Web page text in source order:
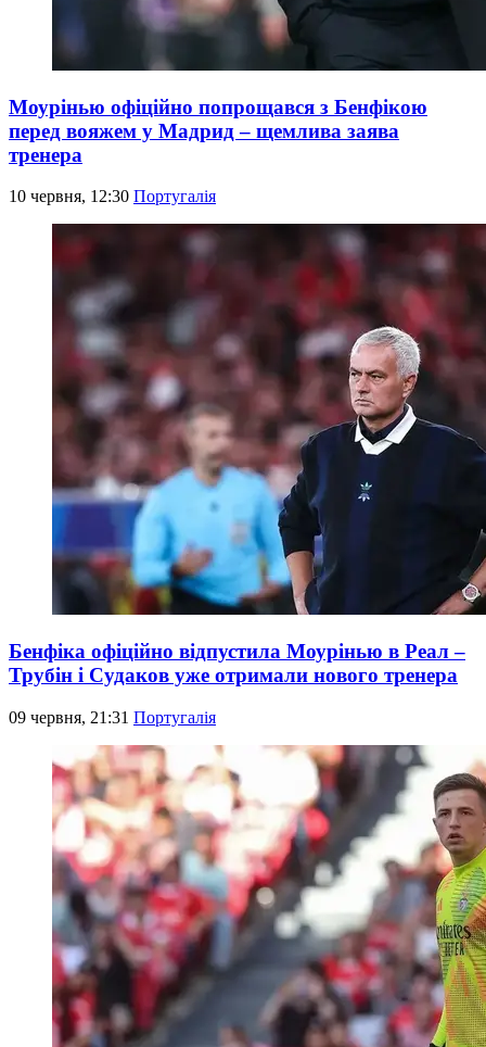
Моурінью офіційно попрощався з Бенфікою
перед вояжем у Мадрид – щемлива заява
тренера
10 червня, 12:30 Португалія
Бенфіка офіційно відпустила Моурінью в Реал –
Трубін і Судаков уже отримали нового тренера
09 червня, 21:31 Португалія